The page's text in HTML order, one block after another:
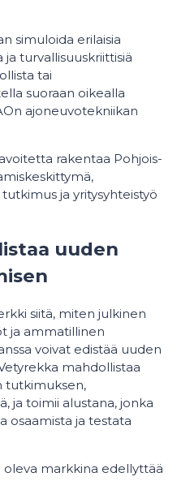
simuloida erilaisia
turvallisuuskriittisiä
tai
suoraan oikealla
ajoneuvotekniikan
rakentaa Pohjois-
ja yritysyhteistyö
uuden
siitä, miten julkinen
ja ammatillinen
voivat edistää uuden
mahdollistaa
tutkimuksen,
ja toimii alustana, jonka
osaamista ja testata
oleva markkina edellyttää